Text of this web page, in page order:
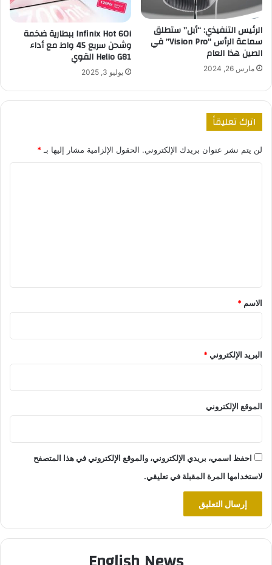
الرئيس التنفيذي: “أبل” ستطلق
سماعة الرأس “Vision Pro” في
الصين هذا العام
مارس 26, 2024
Infinix Hot 60i ببطارية ضخمة
وشحن سريع 45 واط مع أداء
Helio G81 القوي
يوليو 3, 2025
اترك تعليقاً
لن يتم نشر عنوان بريدك الإلكتروني. الحقول الإلزامية مشار إليها بـ*
*
الاسم *
البريد الإلكتروني*
الموقع الإلكتروني
احفظ اسمي، بريدي الإلكتروني، والموقع الإلكتروني في هذا المتصفح
لاستخدامها المرة المقبلة في تعليقي.